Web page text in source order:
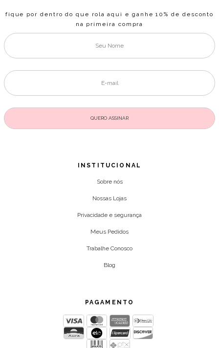
fique por dentro do que rola aqui e ganhe 10% de desconto
na primeira compra
INSTITUCIONAL
Sobre nós
Nossas Lojas
Privacidade e segurança
Meus Pedidos
Trabalhe Conosco
Blog
PAGAMENTO